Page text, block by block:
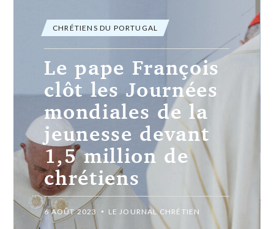
CHRÉTIENS DU PORTUGAL
Le pape François
clôt les Journées
mondiales de la
jeunesse devant
1,5 million de
chrétiens
6 AOÛT 2023 LE JOURNAL CHRÉTIEN